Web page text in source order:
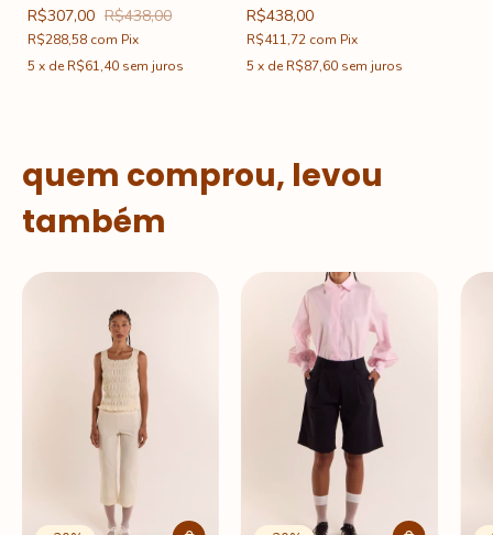
R$307,00 R$438,00
R$288,58 com Pix
5 x deR$61,40 sem juros
R$438,00
R$411,72 com Pix
5 x deR$87,60 sem juros
quem comprou, levou
também